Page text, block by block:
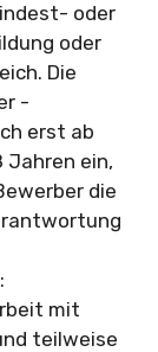
oder
oder
Die
-
erst ab
Jahren ein,
die
mit
teilweise